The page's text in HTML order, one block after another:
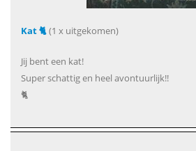
Kat 🐈(1 x uitgekomen)
Jij bent een kat!
Super schattig en heel avontuurlijk!!
🐈